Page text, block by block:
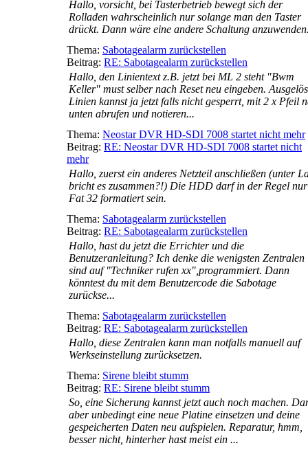
Hallo, vorsicht, bei Tasterbetrieb bewegt sich der
Rolladen wahrscheinlich nur solange man den Taster
drückt. Dann wäre eine andere Schaltung
Thema: Sabotagealarm zurückstellen
Beitrag: RE: Sabotagealarm zurückstellen
Hallo, den Linientext z.B. jetzt bei ML 2 steht "Bwm
Keller" must selber nach Reset neu eingeben.
Linien kannst ja jetzt falls nicht gesperrt, mit 2 x Pfeil
unten abrufen und notieren...
Thema: Neostar DVR HD-SDI 7008 startet nicht mehr
Beitrag: RE: Neostar DVR HD-SDI 7008 startet nicht
mehr
Hallo, zuerst ein anderes Netzteil anschließen (unter
bricht es zusammen?!) Die HDD darf in der Regel nur
Fat 32 formatiert sein.
Thema: Sabotagealarm zurückstellen
Beitrag: RE: Sabotagealarm zurückstellen
Hallo, hast du jetzt die Errichter und die
Benutzeranleitung? Ich denke die wenigsten Zentralen
sind auf "Techniker rufen xx",programmiert. Dann
könntest du mit dem Benutzercode die Sabotage
zurückse...
Thema: Sabotagealarm zurückstellen
Beitrag: RE: Sabotagealarm zurückstellen
Hallo, diese Zentralen kann man notfalls manuell auf
Werkseinstellung zurücksetzen.
Thema: Sirene bleibt stumm
Beitrag: RE: Sirene bleibt stumm
So, eine Sicherung kannst jetzt auch noch machen.
aber unbedingt eine neue Platine einsetzen und deine
gespeicherten Daten neu aufspielen. Reparatur, hmm,
besser nicht, hinterher hast meist ein ...